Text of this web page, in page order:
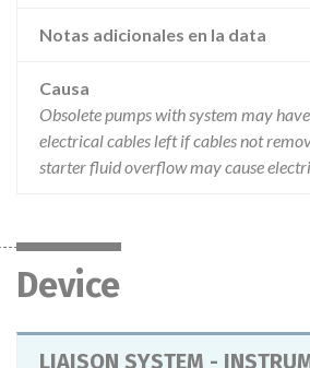
Notas adicionales en la data
Causa
Obsolete pumps with system may
electrical cables left if cables not
starter fluid overflow may cause
Device
LIAISON SYSTEM -